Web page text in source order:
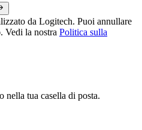
da Logitech. Puoi annullare
Vedi la nostra Politica sulla
nella tua casella di posta.